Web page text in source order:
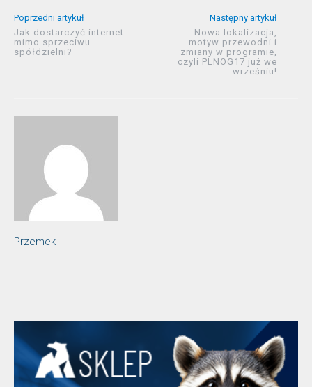
Poprzedni artykuł
Jak dostarczyć internet
mimo sprzeciwu
spółdzielni?
Następny artykuł
Nowa lokalizacja,
motyw przewodni i
zmiany w programie,
czyli PLNOG17 już we
wrześniu!
Przemek